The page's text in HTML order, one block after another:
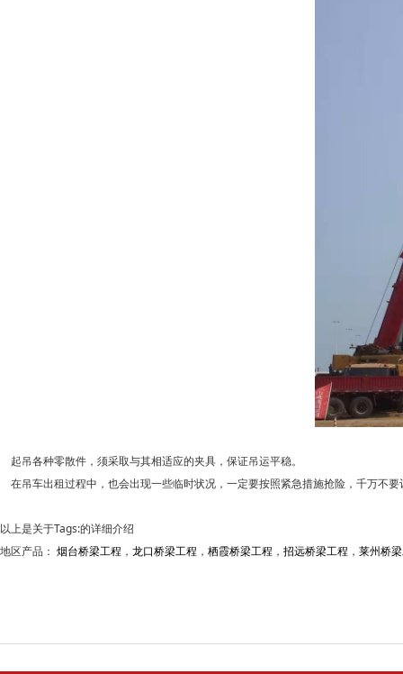
起吊各种零散件，须采取与其相适应的夹具，保证吊运平稳。
在吊车出租过程中，也会出现一些临时状况，一定要按照紧急措施抢险，千万不
以上是关于Tags:的详细介绍
地区产品： 烟台桥梁工程 ， 龙口桥梁工程 ， 栖霞桥梁工程 ， 招远桥梁工程 ， 莱州桥